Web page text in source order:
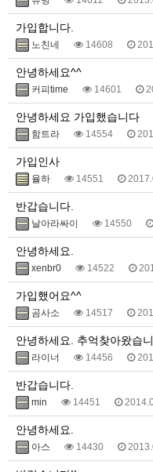
가입합니다.
노친네 14608
안녕하세요^^
커피time 14601
안녕하세요 가입했습니다
함트라 14554
가입인사
율하 14551
반갑습니다.
날아라싸이 14550
안녕하세요.
xenbr0 14522
가입했어요^^
곰사소 14517
안녕하세요. 추억찾아왔습
라이너 14456
반갑습니다.
min 14451
안녕하세요.
아스 14430